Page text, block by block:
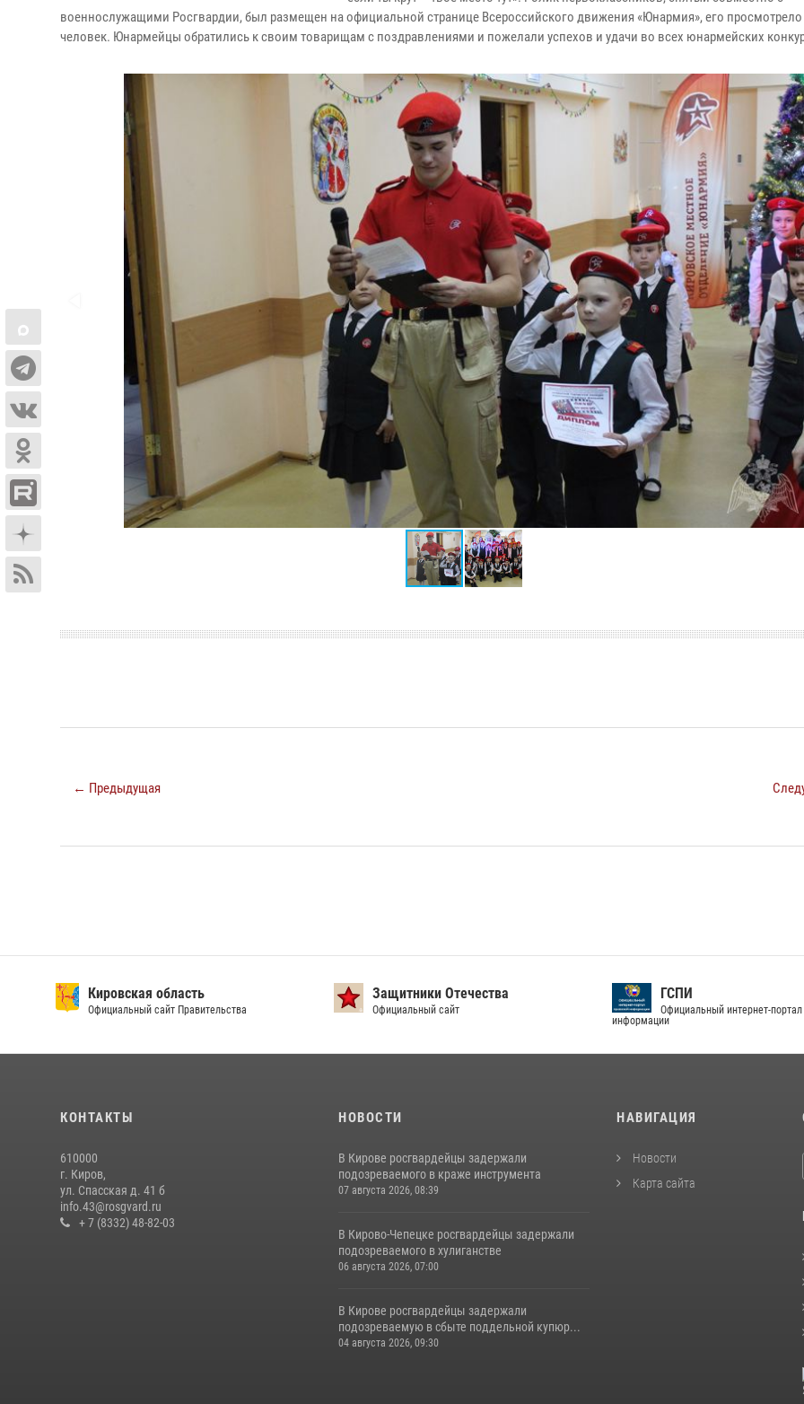
военнослужащими Росгвардии, был размещен на официальной странице Всероссийского движения «Юнармия», его просмотрело
человек. Юнармейцы обратились к своим товарищам с поздравлениями и пожелали успехов и удачи во всех юнармейских
← Предыдущая
Кировская область
Официальный сайт Правительства
Защитники Отечества
Официальный сайт
ГСПИ
Официальный интернет-
информации
КОНТАКТЫ
610000
г. Киров,
ул. Спасская д. 41 б
info.43@rosgvard.ru
+ 7 (8332) 48-82-03
НОВОСТИ
В Кирове росгвардейцы задержали
подозреваемого в краже инструмента
07 августа 2026, 08:39
В Кирово-Чепецке росгвардейцы задержали
подозреваемого в хулиганстве
06 августа 2026, 07:00
В Кирове росгвардейцы задержали
подозреваемую в сбыте поддельной купюр...
04 августа 2026, 09:30
НАВИГАЦИЯ
Новости
Карта сайта